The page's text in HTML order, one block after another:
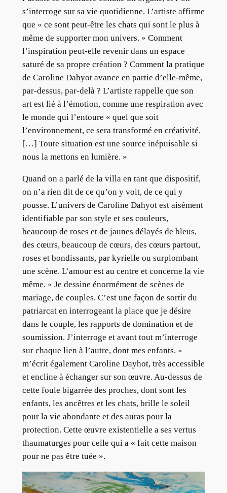
s’interroge sur sa vie quotidienne. L’artiste affirme
que « ce sont peut-être les chats qui sont le plus à
même de supporter mon univers. » Comment
l’inspiration peut-elle revenir dans un espace
saturé de sa propre création ? Comment la pratique
de Caroline Dahyot avance en partie d’elle-même,
par-dessus, par-delà ? L’artiste rappelle que son
art est lié à l’émotion, comme une respiration avec
le monde qui l’entoure « quel que soit
l’environnement, ce sera transformé en créativité.
[…] Toute situation est une source inépuisable si
nous la mettons en lumière. »
Quand on a parlé de la villa en tant que dispositif,
on n’a rien dit de ce qu’on y voit, de ce qui y
pousse. L’univers de Caroline Dahyot est aisément
identifiable par son style et ses couleurs,
beaucoup de roses et de jaunes délayés de bleus,
des cœurs, beaucoup de cœurs, des cœurs partout,
roses et bondissants, par kyrielle ou surplombant
une scène. L’amour est au centre et concerne la vie
même. « Je dessine énormément de scènes de
mariage, de couples. C’est une façon de sortir du
patriarcat en interrogeant la place que je désire
dans le couple, les rapports de domination et de
soumission. J’interroge et avant tout m’interroge
sur chaque lien à l’autre, dont mes enfants. »
m’écrit également Caroline Dayhot, très accessible
et encline à échanger sur son œuvre. Au-dessus de
cette foule bigarrée des proches, dont sont les
enfants, les ancêtres et les chats, brille le soleil
pour la vie abondante et des auras pour la
protection. Cette œuvre existentielle a ses vertus
thaumaturges pour celle qui a « fait cette maison
pour ne pas être tuée ».